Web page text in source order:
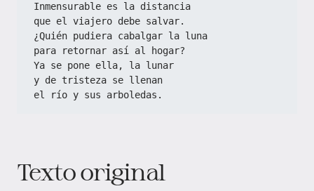
Inmensurable es la distancia
que el viajero debe salvar.
¿Quién pudiera cabalgar la luna
para retornar así al hogar?
Ya se pone ella, la lunar
y de tristeza se llenan
el río y sus arboledas.
Texto original